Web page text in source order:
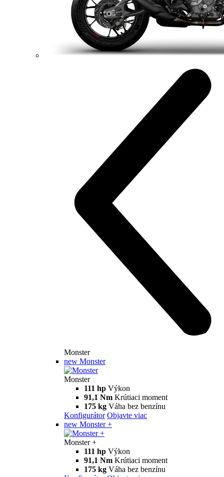
newV2 SP
Hypermotard V2 SP
120,4 hp Výkon
94 Nm Krútiaci moment
177 kg Váha bez benzínu